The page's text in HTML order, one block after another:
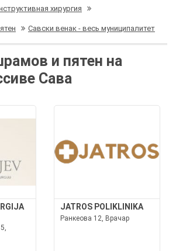
хирургия
Савски венак - весь муниципалитет
и пятен на
Сава
JATROS POLIKLINIKA
Ранкеова 12, Врачар